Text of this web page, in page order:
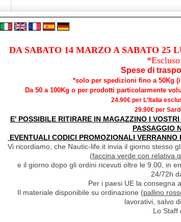
ANTENNA VHF
100CM
Cod. art.:
Unità di misura: PZ
DA SABATO 14 MARZO A SABATO 25
Spese di
*solo per spedizioni fino a 50Kg
Da 50 a 100Kg o per prodotti particolarmente
24.90€ per L'Italia
29.90€ per
E' POSSIBILE RITIRARE IN MAGAZZINO I
PASSAGGIO
EVENTUALI CODICI PROMOZIONALI
Vi ricordiamo, che Nautic-life.it invia il giorno stesso
(faccina verde con relativa
e il giorno dopo gli ordini ricevuti oltre le 9.00, in
24/72h
Per i paesi UE la consegna
Il materiale disponibile su ordinazione (pallino
lavorativi, salvo
Lo Staff